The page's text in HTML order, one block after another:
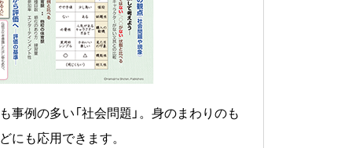
事例の多い「社会問題」。身のまわりのも
にも応用できます。